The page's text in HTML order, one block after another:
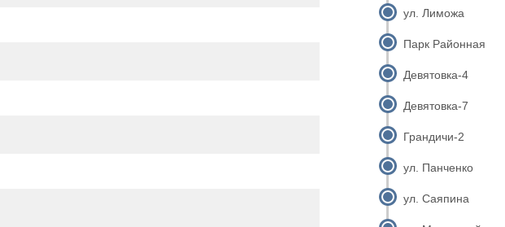
ул. Лиможа
Парк Районная
Девятовка-4
Девятовка-7
Грандичи-2
ул. Панченко
ул. Саяпина